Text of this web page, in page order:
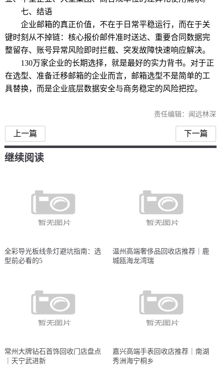
七、结语
企业邮箱的真正价值，不在于日常平稳运行，而在于关
键时刻从不掉链：核心报价邮件准时送达、重要合同数据完
整留存、账号异常风险即时拦截、突发故障快速响应解决。
130万家企业的长期选择，就是最好的实力背书。对于正
在选型、准备迁移邮箱的企业而言，邮箱选型不是简单的工
具替换，而是企业底层数据安全与商务稳定的风险把控。
责任编辑：闻远林深
上一篇 下一篇
继续阅读
全彩导光板线条灯避坑指南：选
型前必看的5
温州高端奢侈品回收店推荐｜鹿
城瓯海龙湾瑞
常州大牌钻石首饰回收门店盘点
｜天宁武进新
嘉兴高端手表回收店推荐｜南湖
秀洲海宁桐乡